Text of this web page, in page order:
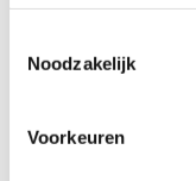
Noodzakelijk
Voorkeuren